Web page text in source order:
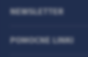
POMOCNE LINKI
NEWSLETTER